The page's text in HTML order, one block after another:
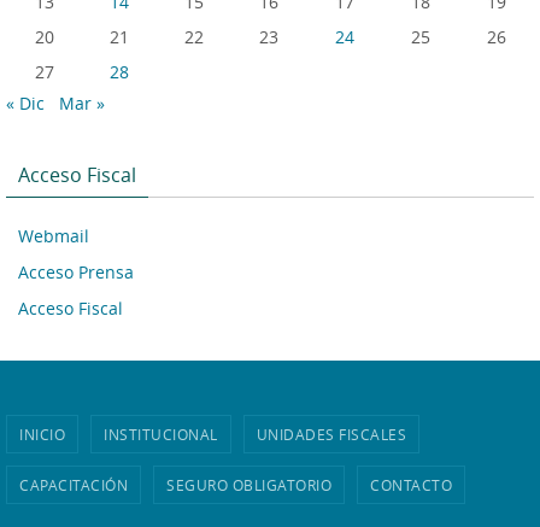
20
21 22 23 24 25
26
27
28
« Dic
Mar »
Acceso Fiscal
Webmail
Acceso Prensa
Acceso Fiscal
INICIO INSTITUCIONAL UNIDADES FISCALES
CAPACITACIÓN SEGURO OBLIGATORIO CONTACTO